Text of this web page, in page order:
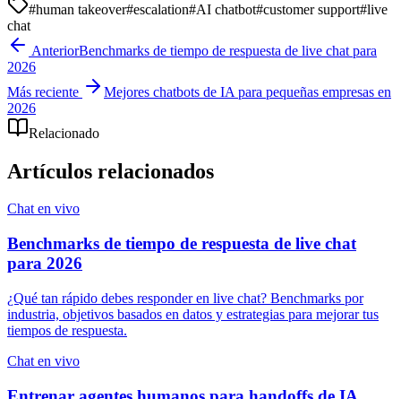
#human takeover#escalation#AI chatbot#customer support#live
chat
AnteriorBenchmarks de tiempo de respuesta de live chat para
2026
Más reciente
Mejores chatbots de IA para pequeñas empresas en
2026
Relacionado
Artículos relacionados
Chat en vivo
Benchmarks de tiempo de respuesta de live chat
para 2026
¿Qué tan rápido debes responder en live chat? Benchmarks por
industria, objetivos basados en datos y estrategias para mejorar tus
tiempos de respuesta.
Chat en vivo